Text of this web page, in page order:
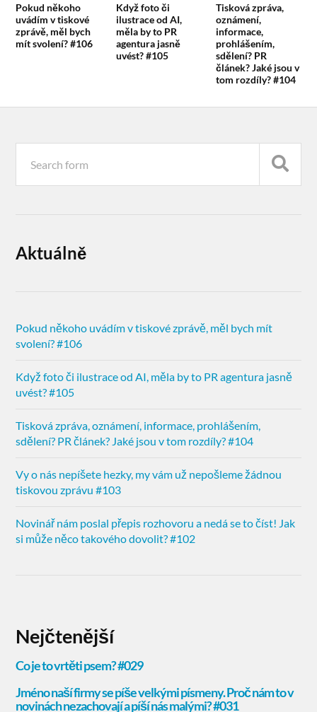
Pokud někoho
uvádím v tiskové
zprávě, měl bych
mít svolení? #106
Když foto či
ilustrace od AI,
měla by to PR
agentura jasně
uvést? #105
Tisková zpráva,
oznámení,
informace,
prohlášením,
sdělení? PR
článek? Jaké jsou v
tom rozdíly? #104
Aktuálně
Pokud někoho uvádím v tiskové zprávě, měl bych mít
svolení? #106
Když foto či ilustrace od AI, měla by to PR agentura jasně
uvést? #105
Tisková zpráva, oznámení, informace, prohlášením,
sdělení? PR článek? Jaké jsou v tom rozdíly? #104
Vy o nás nepíšete hezky, my vám už nepošleme žádnou
tiskovou zprávu #103
Novinář nám poslal přepis rozhovoru a nedá se to číst! Jak
si může něco takového dovolit? #102
Nejčtenější